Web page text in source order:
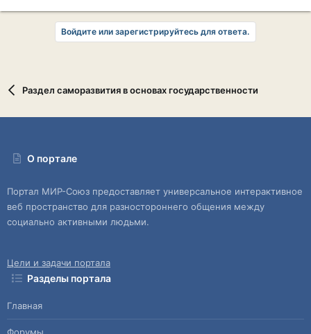
Войдите или зарегистрируйтесь для ответа.
Раздел саморазвития в основах государственности
О портале
Портал МИР-Союз предоставляет универсальное интерактивное
веб пространство для разностороннего общения между
социально активными людьми.
Цели и задачи портала
Разделы портала
Главная